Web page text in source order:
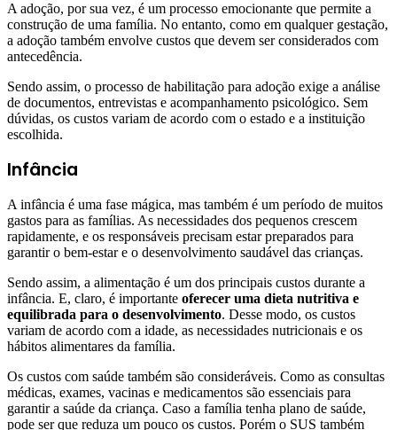
A adoção, por sua vez, é um processo emocionante que permite a
construção de uma família. No entanto, como em qualquer gestação,
a adoção também envolve custos que devem ser considerados com
antecedência.
Sendo assim, o processo de habilitação para adoção exige a análise
de documentos, entrevistas e acompanhamento psicológico. Sem
dúvidas, os custos variam de acordo com o estado e a instituição
escolhida.
Infância
A infância é uma fase mágica, mas também é um período de muitos
gastos para as famílias. As necessidades dos pequenos crescem
rapidamente, e os responsáveis precisam estar preparados para
garantir o bem-estar e o desenvolvimento saudável das crianças.
Sendo assim, a alimentação é um dos principais custos durante a
infância. E, claro, é importante oferecer uma dieta nutritiva e
equilibrada para o desenvolvimento. Desse modo, os custos
variam de acordo com a idade, as necessidades nutricionais e os
hábitos alimentares da família.
Os custos com saúde também são consideráveis. Como as consultas
médicas, exames, vacinas e medicamentos são essenciais para
garantir a saúde da criança. Caso a família tenha plano de saúde,
pode ser que reduza um pouco os custos. Porém o SUS também